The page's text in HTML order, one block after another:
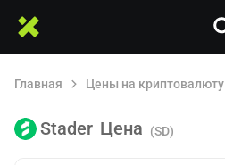
Главная Цены на криптовалюту
Stader Цена (SD)